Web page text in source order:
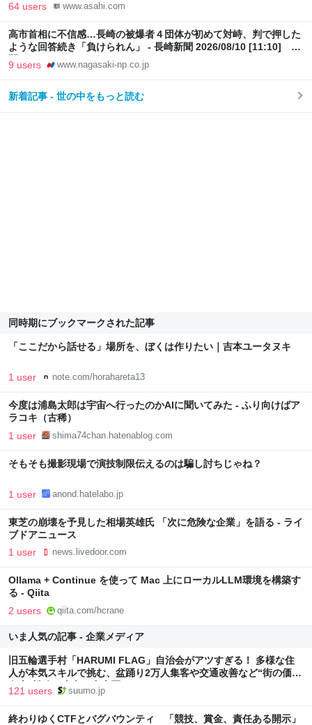
64 users www.asahi.com
高市首相に不信感…長崎の被爆者４団体が初めて対峙、判で押した
ような回答続き「負けられん」 - 長崎新聞 2026/08/10 [11:10] 公
開
9 users www.nagasaki-np.co.jp
新着記事 - 世の中をもっと読む
同時期にブックマークされた記事
「ここだから話せる」場所を、ぼくは作りたい｜吉本ユータヌキ
1 user note.com/horahareta13
今度は浦島太郎は宇宙へ行ったのかAIに聞いてみた - ふり向けばア
ラコキ（古稀）
1 user shima74chan.hatenablog.com
そもそも撮影現場で演技制限伝えるのは騙し討ちじゃね？
1 user anond.hatelabo.jp
東芝の崩壊を予見した相場英雄氏 「次に危険な企業」を語る - ライ
ブドアニュース
1 user news.livedoor.com
Ollama + Continue を使って Mac 上にローカルLLM環境を構築す
る - Qiita
2 users qiita.com/hcrane
いま人気の記事 - 企業メディア
旧五輪選手村「HARUMI FLAG」自治会がアツすぎる！ 多様な住
人が本気スキルで挑む、盆踊り2万人集客や交通改善など“街の価値
向上”戦略 東京・中央区
121 users suumo.jp
終わりゆくCTFとバグバウンティ 「競技、賞金、責任ある開示」